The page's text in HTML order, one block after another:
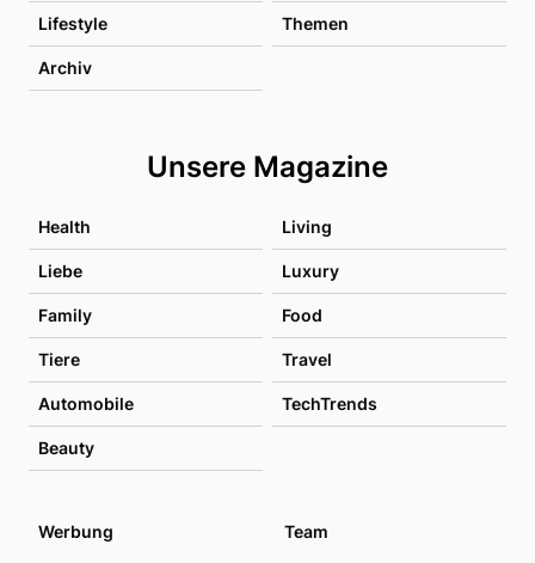
Lifestyle Themen
Archiv
Unsere Magazine
Health Living
Liebe Luxury
Family Food
Tiere Travel
Automobile TechTrends
Beauty
Werbung
Team